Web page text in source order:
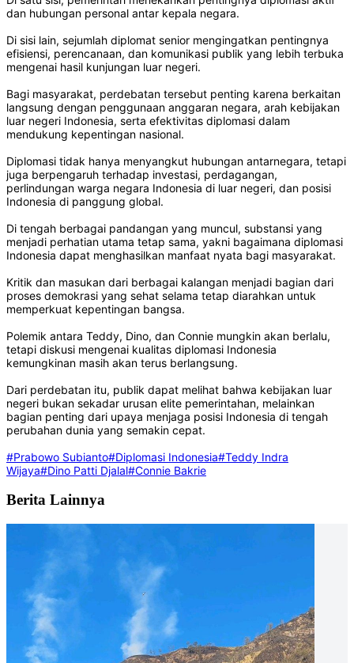
dan hubungan personal antar kepala negara.
Di sisi lain, sejumlah diplomat senior mengingatkan pentingnya
efisiensi, perencanaan, dan komunikasi publik yang lebih terbuka
mengenai hasil kunjungan luar negeri.
Bagi masyarakat, perdebatan tersebut penting karena berkaitan
langsung dengan penggunaan anggaran negara, arah kebijakan
luar negeri Indonesia, serta efektivitas diplomasi dalam
mendukung kepentingan nasional.
Diplomasi tidak hanya menyangkut hubungan antarnegara, tetapi
juga berpengaruh terhadap investasi, perdagangan,
perlindungan warga negara Indonesia di luar negeri, dan posisi
Indonesia di panggung global.
Di tengah berbagai pandangan yang muncul, substansi yang
menjadi perhatian utama tetap sama, yakni bagaimana diplomasi
Indonesia dapat menghasilkan manfaat nyata bagi masyarakat.
Kritik dan masukan dari berbagai kalangan menjadi bagian dari
proses demokrasi yang sehat selama tetap diarahkan untuk
memperkuat kepentingan bangsa.
Polemik antara Teddy, Dino, dan Connie mungkin akan berlalu,
tetapi diskusi mengenai kualitas diplomasi Indonesia
kemungkinan masih akan terus berlangsung.
Dari perdebatan itu, publik dapat melihat bahwa kebijakan luar
negeri bukan sekadar urusan elite pemerintahan, melainkan
bagian penting dari upaya menjaga posisi Indonesia di tengah
perubahan dunia yang semakin cepat.
#Prabowo Subianto#Diplomasi Indonesia#Teddy Indra
Wijaya#Dino Patti Djalal#Connie Bakrie
Berita Lainnya